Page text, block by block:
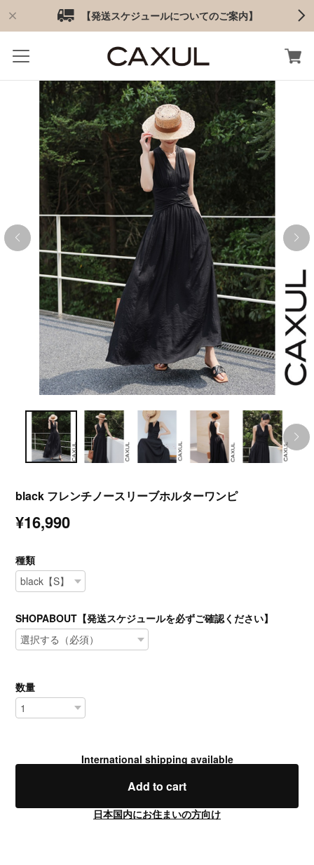
【発送スケジュールについてのご案内】
black フレンチノースリーブホルターワンピ
¥16,990
種類
SHOPABOUT【発送スケジュールを必ずご確認ください】
数量
International shipping available
Add to cart
日本国内にお住まいの方向け